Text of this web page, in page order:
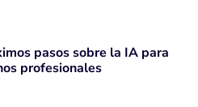
pasos sobre la IA para
profesionales